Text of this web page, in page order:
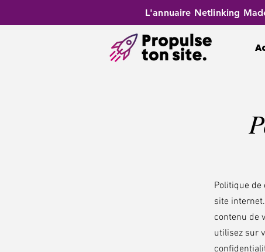
L'annuaire Netlinking
Politique de
site
contenu de
utilisez sur